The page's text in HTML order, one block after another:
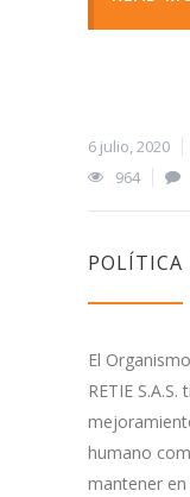
6 julio, 2020
964
POLÍTICA
El
RETIE
humano
mantener